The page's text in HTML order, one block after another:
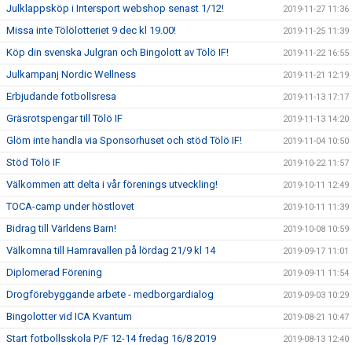
Julklappsköp i Intersport webshop senast 1/12! 2019-11-27 11:36
Missa inte Tölölotteriet 9 dec kl 19.00! 2019-11-25 11:39
Köp din svenska Julgran och Bingolott av Tölö IF! 2019-11-22 16:55
Julkampanj Nordic Wellness 2019-11-21 12:19
Erbjudande fotbollsresa 2019-11-13 17:17
Gräsrotspengar till Tölö IF 2019-11-13 14:20
Glöm inte handla via Sponsorhuset och stöd Tölö IF! 2019-11-04 10:50
Stöd Tölö IF 2019-10-22 11:57
Välkommen att delta i vår förenings utveckling! 2019-10-11 12:49
TOCA-camp under höstlovet 2019-10-11 11:39
Bidrag till Världens Barn! 2019-10-08 10:59
Välkomna till Hamravallen på lördag 21/9 kl 14 2019-09-17 11:01
Diplomerad Förening 2019-09-11 11:54
Drogförebyggande arbete - medborgardialog 2019-09-03 10:29
Bingolotter vid ICA Kvantum 2019-08-21 10:47
Start fotbollsskola P/F 12-14 fredag 16/8 2019 2019-08-13 12:40